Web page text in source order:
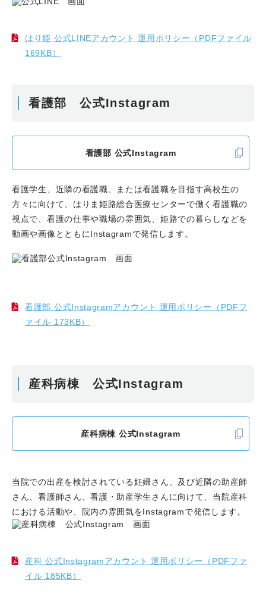
はり姫 公式LINEアカウント 運用ポリシー（PDFファイル
169KB）
看護部 公式Instagram
看護部 公式Instagram
看護学生、近隣の看護職、または看護職を目指す高校生の
方々に向けて、はりま姫路総合医療センターで働く看護職の
視点で、看護の仕事や職場の雰囲気、姫路での暮らしなどを
動画や画像とともにInstagramで発信します。
看護部 公式Instagramアカウント 運用ポリシー（PDFフ
ァイル 173KB）
産科病棟 公式Instagram
産科病棟 公式Instagram
当院での出産を検討されている妊婦さん、及び近隣の助産師
さん、看護師さん、看護・助産学生さんに向けて、当院産科
における活動や、院内の雰囲気をInstagramで発信します。
産科 公式Instagramアカウント 運用ポリシー（PDFファ
イル 185KB）